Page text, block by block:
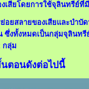
เสียโดยการใช้จุลินทรีย์ที่
ยสลายของเสียและบำบั
ซึ่งทั้งหมดเป็นกลุ่มจุลินท
กลุ่ม
ตอนดังต่อไปนี้